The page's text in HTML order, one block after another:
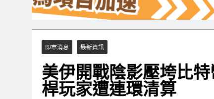
即市消息 最新資訊
美伊開戰陰影壓垮比
桿玩家遭連環清算